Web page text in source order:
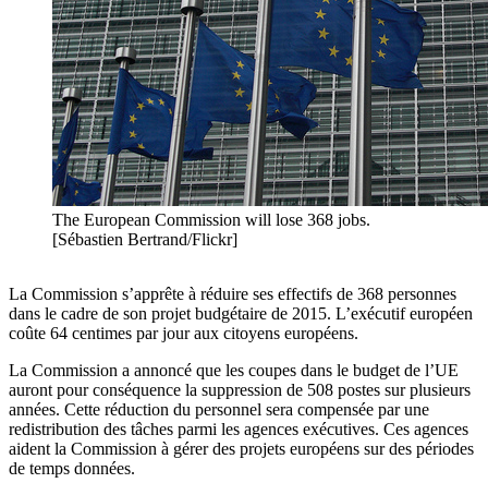
The European Commission will lose 368 jobs.
[Sébastien Bertrand/Flickr]
La Commission s’apprête à réduire ses effectifs de 368 personnes
dans le cadre de son projet budgétaire de 2015. L’exécutif européen
coûte 64 centimes par jour aux citoyens européens.
La Commission a annoncé que les coupes dans le budget de l’UE
auront pour conséquence la suppression de 508 postes sur plusieurs
années. Cette réduction du personnel sera compensée par une
redistribution des tâches parmi les agences exécutives. Ces agences
aident la Commission à gérer des projets européens sur des périodes
de temps données.